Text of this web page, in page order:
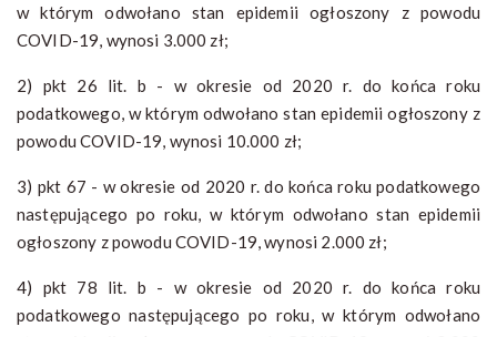
w którym odwołano stan epidemii ogłoszony z powodu
COVID-19, wynosi 3.000 zł;
2) pkt 26 lit. b - w okresie od 2020 r. do końca roku
podatkowego, w którym odwołano stan epidemii ogłoszony z
powodu COVID-19, wynosi 10.000 zł;
3) pkt 67 - w okresie od 2020 r. do końca roku podatkowego
następującego po roku, w którym odwołano stan epidemii
ogłoszony z powodu COVID-19, wynosi 2.000 zł;
4) pkt 78 lit. b - w okresie od 2020 r. do końca roku
podatkowego następującego po roku, w którym odwołano